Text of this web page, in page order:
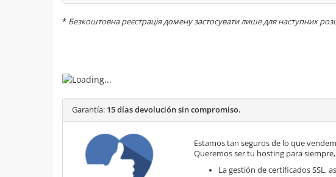
* Безкоштовна реєстрація домену застосувати лише для наступних
Garantía: 15 días devolución sin compromiso.
Estamos tan seguros de lo que
Queremos ser tu hosting para
La gestión de certificados SSL,